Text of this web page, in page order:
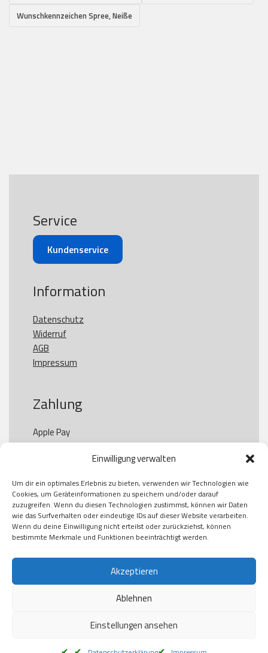
Einwilligung verwalten
Um dir ein optimales Erlebnis zu bieten, verwenden wir Technologien wie
Cookies, um Geräteinformationen zu speichern und/oder darauf
zuzugreifen. Wenn du diesen Technologien zustimmst, können wir Daten
wie das Surfverhalten oder eindeutige IDs auf dieser Website verarbeiten.
Wenn du deine Einwilligung nicht erteilst oder zurückziehst, können
bestimmte Merkmale und Funktionen beeinträchtigt werden.
Akzeptieren
Ablehnen
Einstellungen ansehen
Wunschkennzeichen Spree, Neiße
Service
Kundenservice
Information
Datenschutz
Widerruf
AGB
Impressum
Zahlung
Apple Pay
Paypal
Kauf auf Rechung
Klarna
American Express